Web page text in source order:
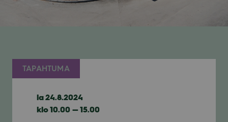
TAPAHTUMA
la 24.8.2024
klo 10.00 — 15.00